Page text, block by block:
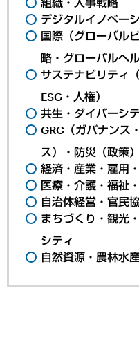
デジタルイノベー
国際（グローバル
略・グローバルヘル
サステナビリティ
ESG・人権）
共生・ダイバーシ
GRC（ガバナンス
ス）・防災（政策）
経済・産業・雇用
医療・介護・福祉
自治体経営・官民
まちづくり・観光
シティ
自然資源・農林水